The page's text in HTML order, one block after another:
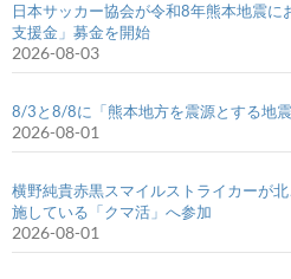
日本サッカー協会が令和8年熊本地震
支援金」募金を開始
2026-08-03
8/3と8/8に「熊本地方を震源とする地
2026-08-01
横野純貴赤黒スマイルストライカーが
施している「クマ活」へ参加
2026-08-01